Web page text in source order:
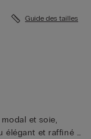
Guide des tailles
et soie,
élégant et raffiné ;